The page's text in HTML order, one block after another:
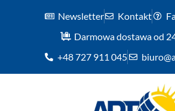
Newsletter Kontakt
Darmowa dostawa od
+48 727 911 045